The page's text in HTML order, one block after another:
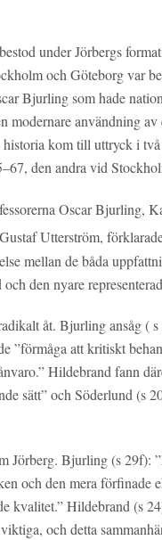
under Jörbergs
och Göteborg var
Bjurling som hade
modernare användning
kom till uttryck i
den andra vid
Oscar Bjurling,
Utterström,
mellan de båda
den nyare
åt. Bjurling ansåg (
”förmåga att kritiskt
Hildebrand fann
sätt” och Söderlund (s
Jörberg. Bjurling (s 29f):
och den mera
kvalitet.” Hildebrand (s
och detta